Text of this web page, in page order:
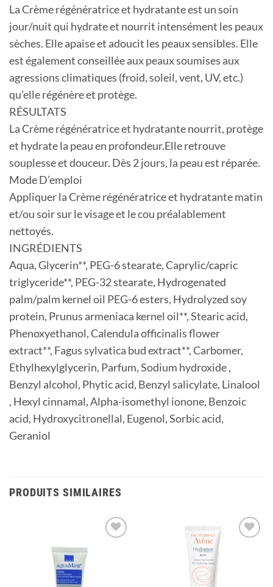
La Crème régénératrice et hydratante est un soin
jour/nuit qui hydrate et nourrit intensément les peaux
sèches. Elle apaise et adoucit les peaux sensibles. Elle
est également conseillée aux peaux soumises aux
agressions climatiques (froid, soleil, vent, UV, etc.)
qu’elle régénère et protège.
RÉSULTATS
La Crème régénératrice et hydratante nourrit, protège
et hydrate la peau en profondeur.Elle retrouve
souplesse et douceur. Dès 2 jours, la peau est réparée.
Mode D’emploi
Appliquer la Crème régénératrice et hydratante matin
et/ou soir sur le visage et le cou préalablement
nettoyés.
INGRÉDIENTS
Aqua, Glycerin**, PEG-6 stearate, Caprylic/capric
triglyceride**, PEG-32 stearate, Hydrogenated
palm/palm kernel oil PEG-6 esters, Hydrolyzed soy
protein, Prunus armeniaca kernel oil**, Stearic acid,
Phenoxyethanol, Calendula officinalis flower
extract**, Fagus sylvatica bud extract**, Carbomer,
Ethylhexylglycerin, Parfum, Sodium hydroxide ,
Benzyl alcohol, Phytic acid, Benzyl salicylate, Linalool
, Hexyl cinnamal, Alpha-isomethyl ionone, Benzoic
acid, Hydroxycitronellal, Eugenol, Sorbic acid,
Geraniol
PRODUITS SIMILAIRES